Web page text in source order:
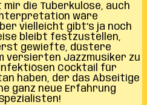
die Tuberkulose, auch
wäre
vielleicht gibt’s ja noch
bleibt festzustellen,
gewiefte, düstere
versierten Jazzmusiker zu
Cocktail für
haben, der das Abseitige
ganz neue Erfahrung